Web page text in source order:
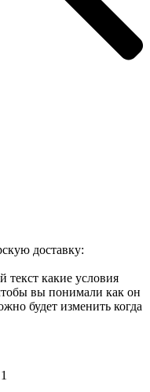
доставку:
текст какие условия
вы понимали как он
будет изменить когда